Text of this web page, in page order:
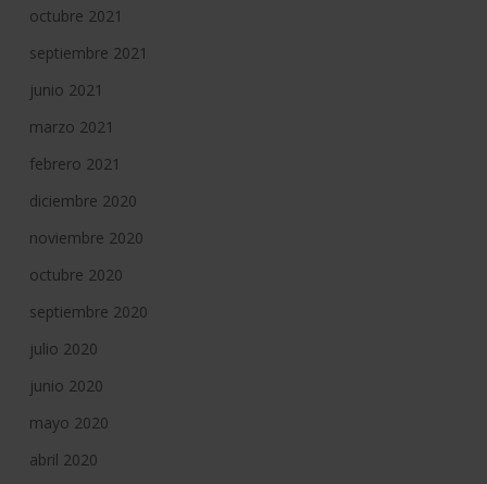
octubre 2021
septiembre 2021
junio 2021
marzo 2021
febrero 2021
diciembre 2020
noviembre 2020
octubre 2020
septiembre 2020
julio 2020
junio 2020
mayo 2020
abril 2020